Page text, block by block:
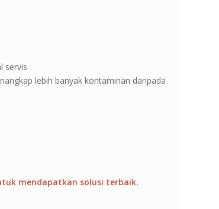
servis
lebih banyak kontaminan daripada
mendapatkan solusi terbaik.